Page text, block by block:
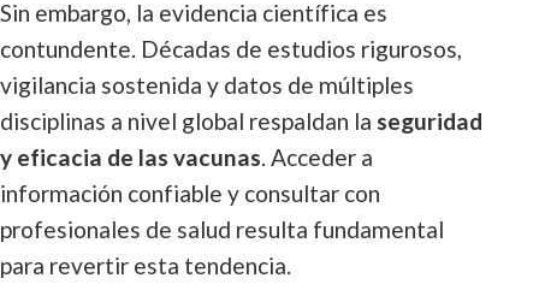
Sin embargo, la evidencia científica es
contundente. Décadas de estudios rigurosos,
vigilancia sostenida y datos de múltiples
disciplinas a nivel global respaldan la seguridad
y eficacia de las vacunas. Acceder a
información confiable y consultar con
profesionales de salud resulta fundamental
para revertir esta tendencia.